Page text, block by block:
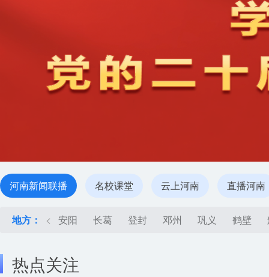
河南新闻联播 名校课堂 云上河南 直播河南
地方： < 安阳 长葛 登封 邓州 巩义 鹤壁
热点关注